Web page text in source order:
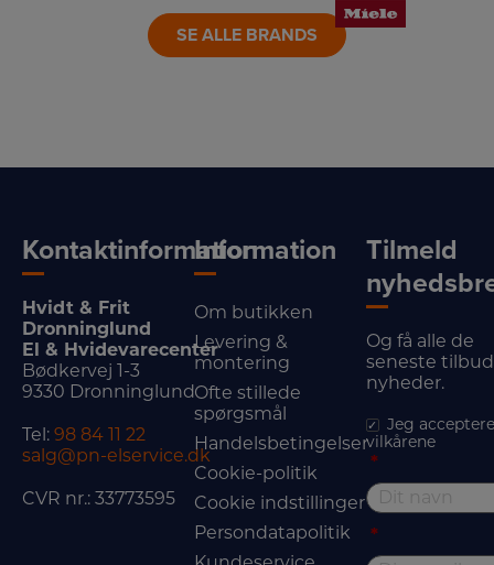
SE ALLE BRANDS
Kontaktinformation
Hvidt & Frit
Dronninglund
El & Hvidevarecenter
Bødkervej 1-3
9330 Dronninglund
Tel: 98 84 11 22
salg@pn-elservice.dk
CVR nr.: 33773595
Information
Om butikken
Levering &
montering
Ofte stillede
spørgsmål
Handelsbetingelser
Cookie-politik
Cookie indstillinger
Persondatapolitik
Tilmeld
Og få alle de
seneste
nyheder.
Jeg
vilkårene
*
*